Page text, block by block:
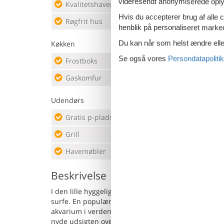
Kvalitetshavemøbler
Røgfrit hus
Køkken
Frostboks
20 l
Gaskomfur
Udendørs
Gratis p-plads på grunden
Grill
Havemøbler
Beskrivelse
I den lille hyggelige landsby Sarbsk ligger dette
surfe. En populær seværdighed er den første ’Sea
akvarium i verden. Der er legeplads på grunden
nyde udsigten over omgivelserne. Ideel til to
Hvis du accepterer brug af alle
henblik på personaliseret
Du kan når som helst ændre
Se også vores Persondatapolitik